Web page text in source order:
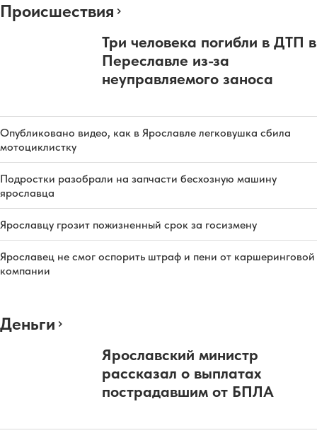
Происшествия
Три человека погибли в ДТП в
Переславле из-за
неуправляемого заноса
Опубликовано видео, как в Ярославле легковушка сбила
мотоциклистку
Подростки разобрали на запчасти бесхозную машину
ярославца
Ярославцу грозит пожизненный срок за госизмену
Ярославец не смог оспорить штраф и пени от каршеринговой
компании
Деньги
Ярославский министр
рассказал о выплатах
пострадавшим от БПЛА